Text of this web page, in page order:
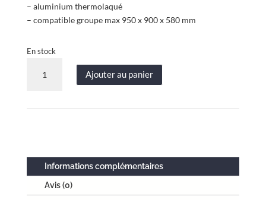
– aluminium thermolaqué
– compatible groupe max 950 x 900 x 580 mm
En stock
–
H.
Ajouter au panier
Informations complémentaires
Avis (0)